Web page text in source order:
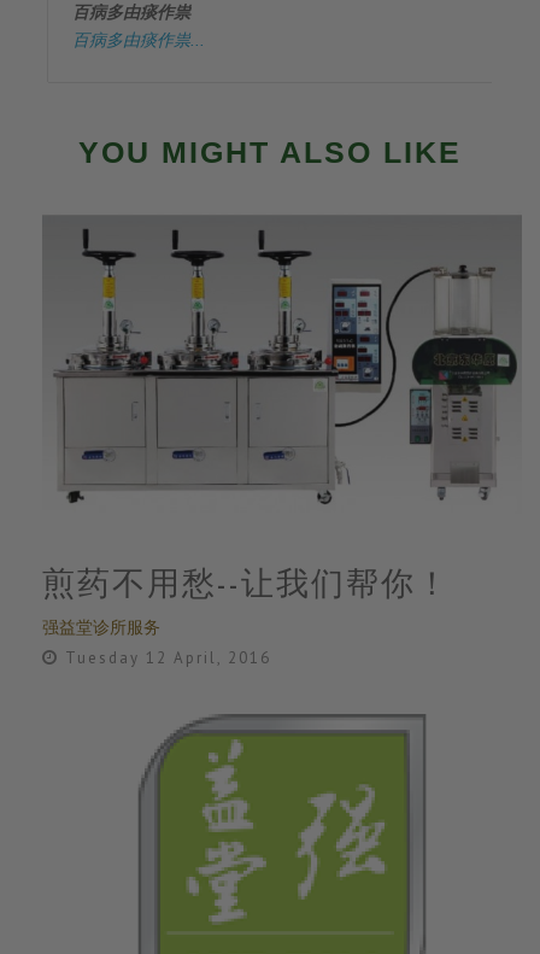
百病多由痰作祟
百病多由痰作祟...
YOU MIGHT ALSO LIKE
强益堂诊所服务
煎药不用愁--让我们帮你！
Tuesday 12 April, 2016